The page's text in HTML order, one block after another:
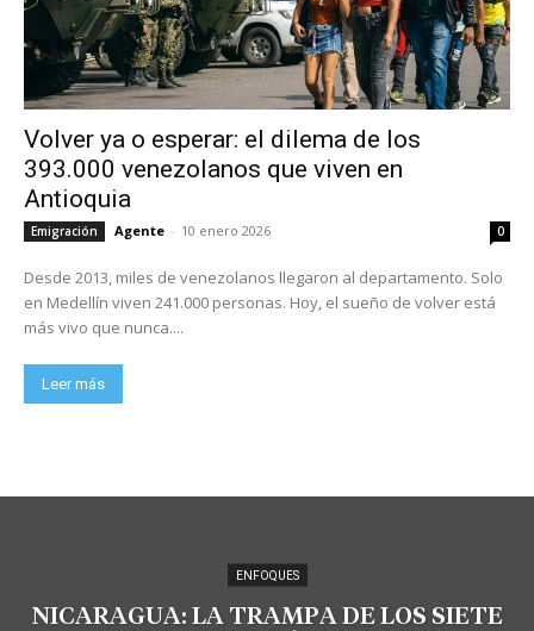
Volver ya o esperar: el dilema de los
393.000 venezolanos que viven en
Antioquia
Emigración Agente - 10 enero 2026 0
Desde 2013, miles de venezolanos llegaron al departamento. Solo
en Medellín viven 241.000 personas. Hoy, el sueño de volver está
más vivo que nunca....
Leer más
ENFOQUES
NICARAGUA: LA TRAMPA DE LOS SIETE